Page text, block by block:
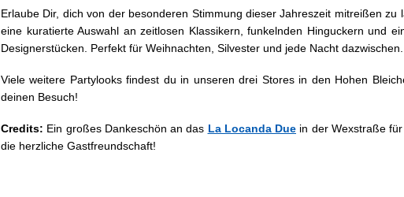
Erlaube Dir, dich von der besonderen Stimmung dieser Jahreszeit mitreißen zu
eine kuratierte Auswahl an zeitlosen Klassikern, funkelnden Hinguckern und
Designerstücken. Perfekt für Weihnachten, Silvester und jede Nacht dazwischen.
Viele weitere Partylooks findest du in unseren drei Stores in den Hohen
deinen Besuch!
Credits: Ein großes Dankeschön an das La Locanda Due in der Wexstraße
die herzliche Gastfreundschaft!